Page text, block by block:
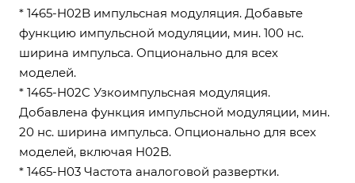
* 1465-H02B импульсная модуляция. Добавьте
функцию импульсной модуляции, мин. 100 нс.
ширина импульса. Опционально для всех
моделей.
* 1465-H02C Узкоимпульсная модуляция.
Добавлена функция импульсной модуляции, мин.
20 нс. ширина импульса. Опционально для всех
моделей, включая H02B.
* 1465-H03 Частота аналоговой развертки.